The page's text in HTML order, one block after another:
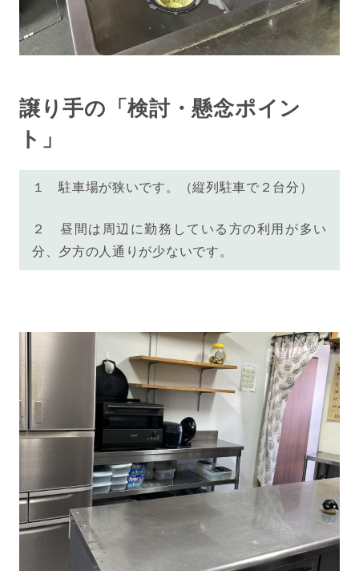
譲り手の「検討・懸念ポイン
ト」
１駐車場が狭いです。（縦列駐車で２台分）
２ 昼間は周辺に勤務している方の利用が多い
分、 夕方の人通りが少ないです。